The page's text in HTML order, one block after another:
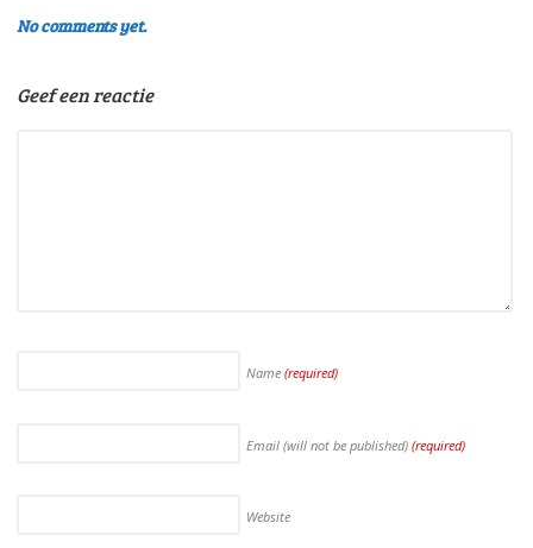
No comments yet.
Geef een reactie
Name (required)
Email (will not be published) (required)
Website